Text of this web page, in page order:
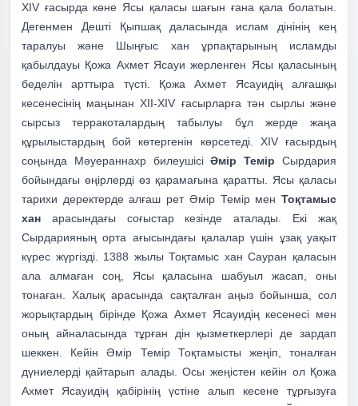
XIV ғасырда көне Ясы қаласы шағын ғана қала болатын.
Дегенмен Дешті Қыпшақ даласында ислам дінінің кең
таралуы және Шыңғыс хан ұрпақтарының исламды
қабылдауы Қожа Ахмет Ясауи жерленген Ясы қаласының
беделін арттыра түсті. Қожа Ахмет Ясауидің алғашқы
кесенесінің маңынан XII-XIV ғасырларға тән сырлы және
сырсыз терракоталардың табылуы бұл жерде жаңа
құрылыстардың бой көтергенін көрсетеді. XIV ғасырдың
соңында Мәуераннахр билеушісіӘмір Темір Сырдария
бойындағы өңірлерді өз қарамағына қаратты. Ясы қаласы
тарихи деректерде алғаш рет Әмір Темір мен Тоқтамыс
хан арасындағы соғыстар кезінде аталады. Екі жақ
Сырдарияның орта ағысындағы қалалар үшін ұзақ уақыт
күрес жүргізді. 1388 жылы Тоқтамыс хан Сауран қаласын
ала алмаған соң, Ясы қаласына шабуыл жасап, оны
тонаған. Халық арасында сақталған аңыз бойынша, сол
жорықтардың бірінде Қожа Ахмет Ясауидің кесенесі мен
оның айналасында тұрған дін қызметкерлері де зардап
шеккен. Кейін Әмір Темір Тоқтамысты жеңіп, тоналған
дүниелерді қайтарып алады. Осы жеңістен кейін ол Қожа
Ахмет Ясауидің қабірінің үстіне алып кесене тұрғызуға